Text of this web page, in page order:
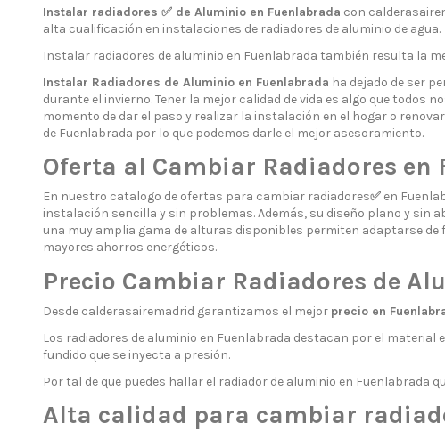
Instalar radiadores ✅ de Aluminio en Fuenlabrada con
alta cualificación en instalaciones de radiadores de aluminio de agua.
Instalar radiadores de aluminio en Fuenlabrada también resulta la
Instalar Radiadores de Aluminio en Fuenlabrada ha dejado de ser
durante el invierno. Tener la mejor calidad de vida es algo que todos
momento de dar el paso y realizar la instalación en el hogar o
de Fuenlabrada por lo que podemos darle el mejor asesoramiento.
Oferta al Cambiar Radiadores en
En nuestro catalogo de ofertas para cambiar radiadores✅en
instalación sencilla y sin problemas. Además, su diseño plano y sin
una muy amplia gama de alturas disponibles permiten adaptarse
mayores ahorros energéticos.
Precio Cambiar Radiadores de
Desde calderasairemadrid garantizamos el mejor precio en
Los radiadores de aluminio en Fuenlabrada destacan por el
fundido que se inyecta a presión.
Por tal de que puedes hallar el radiador de aluminio en Fuenlabrada
Alta calidad para cambiar